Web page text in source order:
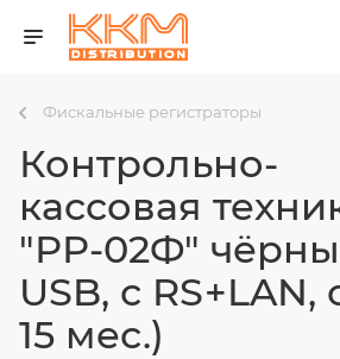
Фискальные регистраторы
Контрольно-
кассовая
"РР-02Ф"
USB, с
15 мес.)